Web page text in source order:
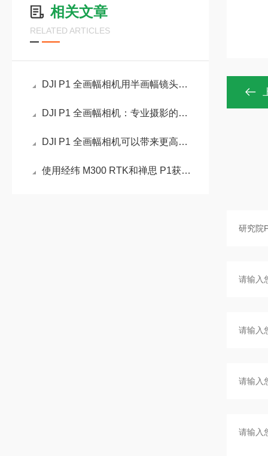
相关文章
RELATED ARTICLES
DJI P1 全画幅相机用半画幅镜头会怎么样？
DJI P1 全画幅相机：专业摄影的理想选择
DJI P1 全画幅相机可以带来更高的像素
使用经纬 M300 RTK和禅思 P1获取等高线介绍